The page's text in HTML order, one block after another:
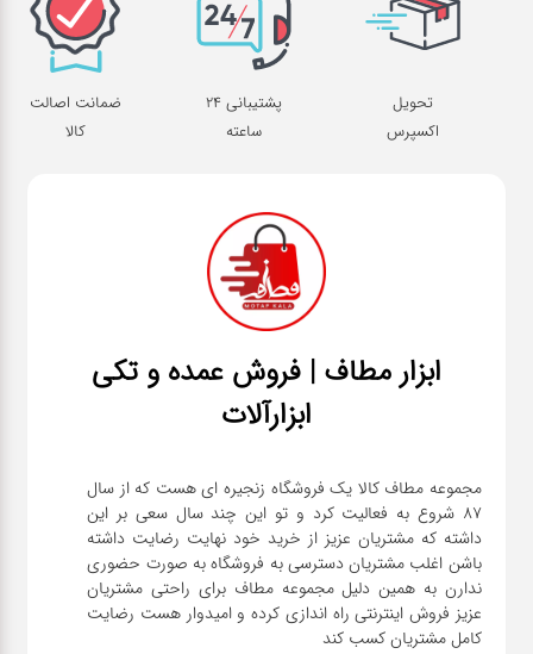
تحویل
اکسپرس
پشتیبانی 24
ساعته
ضمانت اصالت
کالا
ابزار مطاف | فروش عمده و تکی
ابزارآلات
مجموعه مطاف کالا یک فروشگاه زنجیره ای هست که از سال
۸۷ شروع به فعالیت کرد و تو این چند سال سعی بر این
داشته که مشتریان عزیز از خرید خود نهایت رضایت داشته
باشن اغلب مشتریان دسترسی به فروشگاه به صورت حضوری
ندارن به همین دلیل مجموعه مطاف برای راحتی مشتریان
عزیز فروش اینترنتی راه اندازی کرده و امیدوار هست رضایت
کامل مشتریان کسب کند